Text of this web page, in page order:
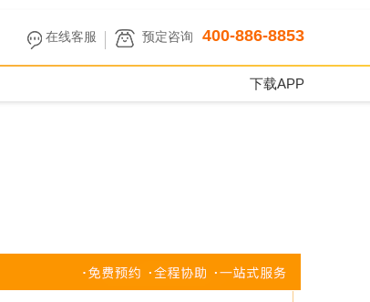
在线客服 预定咨询 400-886-8853
下载APP